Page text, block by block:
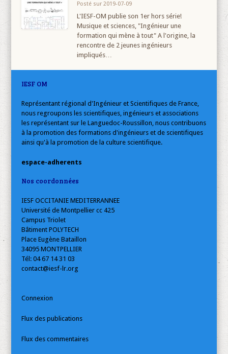
Posté sur 2019-07-09
L'IESF-OM publie son 1er hors série!
Musique et sciences, "Ingénieur une
formation qui mène à tout" A l'origine, la
rencontre de 2 jeunes ingénieurs
impliqués…
IESF OM
Représentant régional d'Ingénieur et Scientifiques de France,
nous regroupons les scientifiques, ingénieurs et associations
les représentant sur le Languedoc-Roussillon, nous contribuons
à la promotion des formations d'ingénieurs et de scientifiques
ainsi qu'à la promotion de la culture scientifique.
espace-adherents
Nos coordonnées
IESF OCCITANIE MEDITERRANNEE
Université de Montpellier cc 425
Campus Triolet
Bâtiment POLYTECH
Place Eugène Bataillon
34095 MONTPELLIER
Tél: 04 67 14 31 03
contact@iesf-lr.org
Connexion
Flux des publications
Flux des commentaires